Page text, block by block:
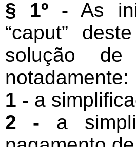
§ 1º - As
“caput”
solução de
notadamente:
1 - a
2 - a